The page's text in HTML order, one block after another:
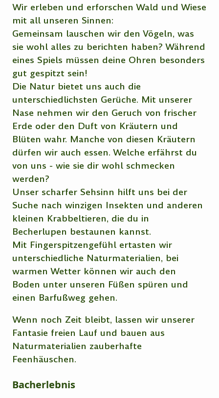
Wir erleben und erforschen Wald und Wiese
mit all unseren Sinnen:
Gemeinsam lauschen wir den Vögeln, was
sie wohl alles zu berichten haben? Während
eines Spiels müssen deine Ohren besonders
gut gespitzt sein!
Die Natur bietet uns auch die
unterschiedlichsten Gerüche. Mit unserer
Nase nehmen wir den Geruch von frischer
Erde oder den Duft von Kräutern und
Blüten wahr. Manche von diesen Kräutern
dürfen wir auch essen. Welche erfährst du
von uns - wie sie dir wohl schmecken
werden?
Unser scharfer Sehsinn hilft uns bei der
Suche nach winzigen Insekten und anderen
kleinen Krabbeltieren, die du in
Becherlupen bestaunen kannst.
Mit Fingerspitzengefühl ertasten wir
unterschiedliche Naturmaterialien, bei
warmen Wetter können wir auch den
Boden unter unseren Füßen spüren und
einen Barfußweg gehen.
Wenn noch Zeit bleibt, lassen wir unserer
Fantasie freien Lauf und bauen aus
Naturmaterialien zauberhafte
Feenhäuschen.
Bacherlebnis